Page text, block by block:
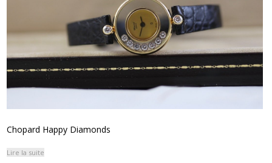
Chopard Happy Diamonds
Lire la suite